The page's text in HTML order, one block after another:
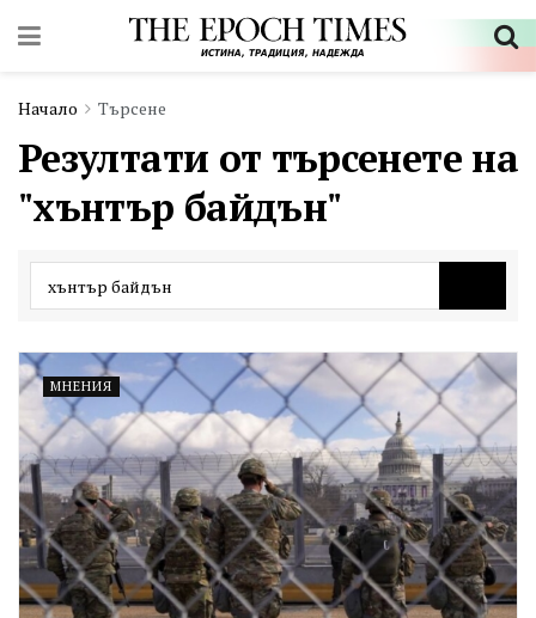
Начало Търсене
Резултати от търсенете на
"хънтър байдън"
МНЕНИЯ